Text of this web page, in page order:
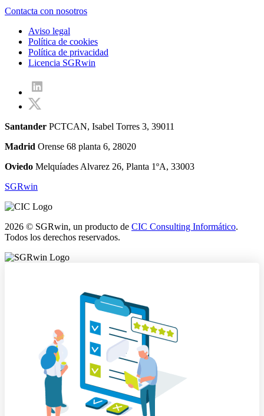
Contacta con nosotros
Aviso legal
Política de cookies
Política de privacidad
Licencia SGRwin
Santander PCTCAN, Isabel Torres 3, 39011
Madrid Orense 68 planta 6, 28020
Oviedo Melquíades Alvarez 26, Planta 1ºA, 33003
SGRwin
2026 © SGRwin, un producto de CIC Consulting Informático.
Todos los derechos reservados.